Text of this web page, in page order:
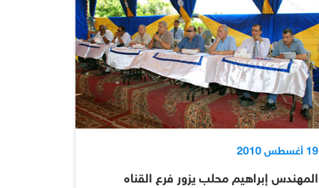
19 أغسطس 2010
المهندس إبراهيم محلب يزور فرع القناه